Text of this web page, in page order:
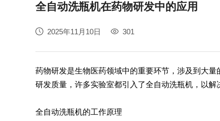
实验室
GMP制药
实验动物
医疗
自动化
全自动洗瓶机在药物研发中的应用
2025年11月10日 301
药物研发是生物医药领域中的重要环节，涉及到大
研发质量，许多实验室都引入了全自动洗瓶机，以
全自动洗瓶机的工作原理